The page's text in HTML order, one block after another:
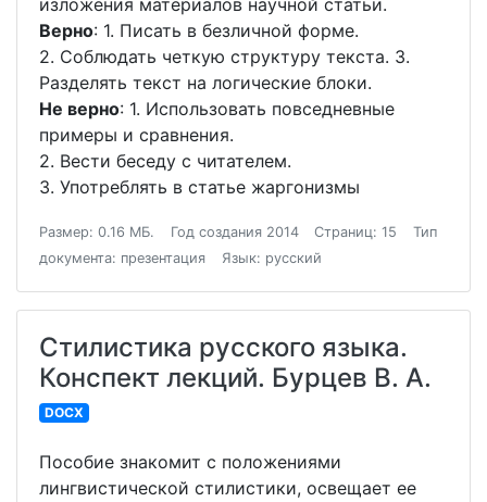
изложения материалов научной статьи.
Верно: 1. Писать в безличной форме.
2. Соблюдать четкую структуру текста. 3.
Разделять текст на логические блоки.
Не верно: 1. Использовать повседневные
примеры и сравнения.
2. Вести беседу с читателем.
3. Употреблять в статье жаргонизмы
Размер: 0.16 МБ. Год создания 2014 Страниц: 15
Тип
документа: презентация
Язык: русский
Стилистика русского языка.
Конспект лекций. Бурцев В. А.
DOCX
Пособие знакомит с положениями
лингвистической стилистики, освещает ее